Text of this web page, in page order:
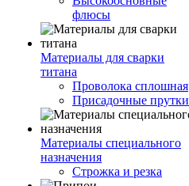
флюсы
Материалы для сварки
титана
Проволока сплошная
Присадочные прутки
Материалы специального
назначения
Строжка и резка